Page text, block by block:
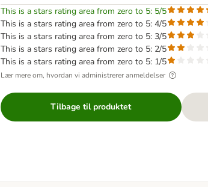
This is a stars rating area from zero to 5: 5/5
This is a stars rating area from zero to 5: 4/5
This is a stars rating area from zero to 5: 3/5
This is a stars rating area from zero to 5: 2/5
This is a stars rating area from zero to 5: 1/5
Lær mere om, hvordan vi administrerer anmeldelser
Tilbage til produktet